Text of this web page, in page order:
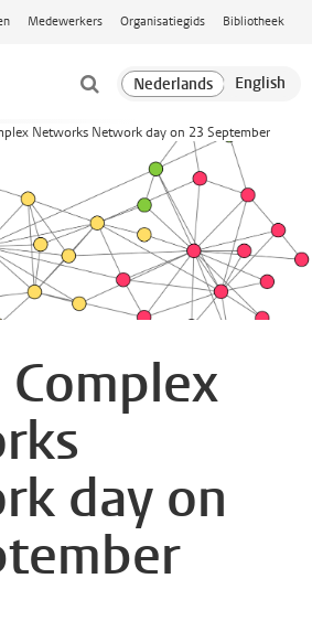
Medewerkers Organisatiegids Bibliotheek
Networks Network day on 23 September
day on